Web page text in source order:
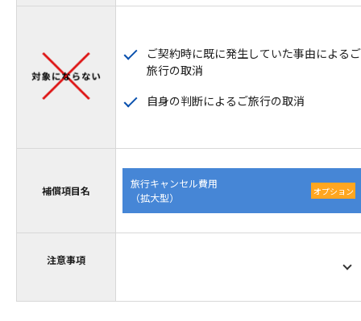
ご契約時に既に発生していた事由によるご
旅行の取消
自身の判断によるご旅行の取消
補償項目名
旅行キャンセル費用
（拡大型）
オプション
注意事項